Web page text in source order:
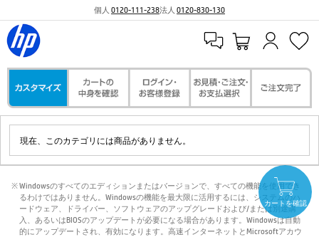
個人 0120-111-238法人 0120-830-130
現在、このカテゴリには商品がありません。
カートを確認
※ Windowsのすべてのエディションまたはバージョンで、すべての機能を使用でき
るわけではありません。Windowsの機能を最大限に活用するには、システムのハ
ードウェア、ドライバー、ソフトウェアのアップグレードおよび/または別途購
入、あるいはBIOSのアップデートが必要になる場合があります。Windowsは自動
的にアップデートされ、有効になります。高速インターネットとMicrosoftアカウ